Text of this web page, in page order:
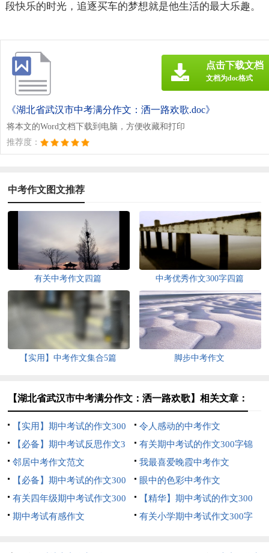
段快乐的时光，追逐买车的梦想就是他生活的最大乐趣。
《湖北省武汉市中考满分作文：洒一路欢歌.doc》
将本文的Word文档下载到电脑，方便收藏和打印
推荐度：
点击下载文档
文档为doc格式
中考作文图文推荐
有关中考作文四篇 中考优秀作文300字四篇
【实用】中考作文集合5篇 脚步中考作文
【湖北省武汉市中考满分作文：洒一路欢歌】相关文章：
【实用】期中考试的作文300
字集合五篇
令人感动的中考作文
【必备】期中考试反思作文3
篇
有关期中考试的作文300字锦
集七篇
邻居中考作文范文
我最喜爱晚霞中考作文
【必备】期中考试的作文300
字集合六篇
眼中的色彩中考作文
有关四年级期中考试作文300
字合集6篇
【精华】期中考试的作文300
字锦集5篇
期中考试有感作文
有关小学期中考试作文300字